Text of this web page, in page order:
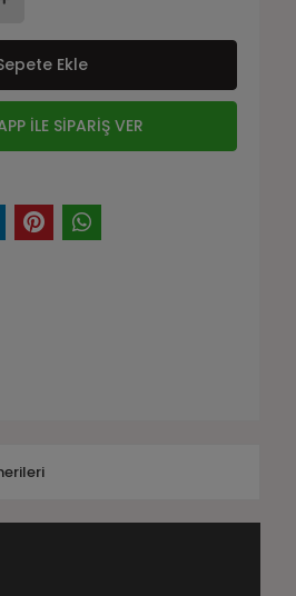
Ekle
İLE SİPARİŞ VER